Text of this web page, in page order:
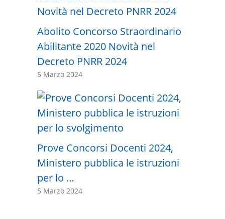
Abolito Concorso Straordinario
Abilitante 2020 Novità nel
Decreto PNRR 2024
5 Marzo 2024
Prove Concorsi Docenti 2024,
Ministero pubblica le istruzioni
per lo …
5 Marzo 2024